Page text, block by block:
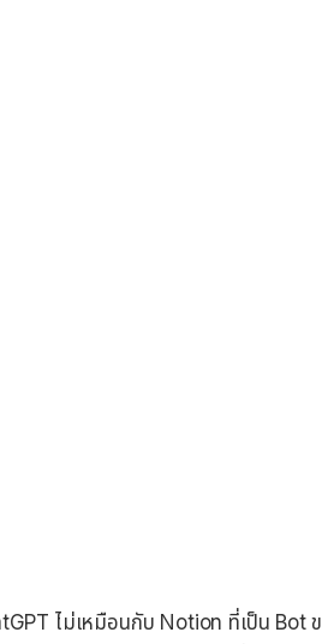
ไม่เหมือนกับ Notion ที่เป็น​ Bot